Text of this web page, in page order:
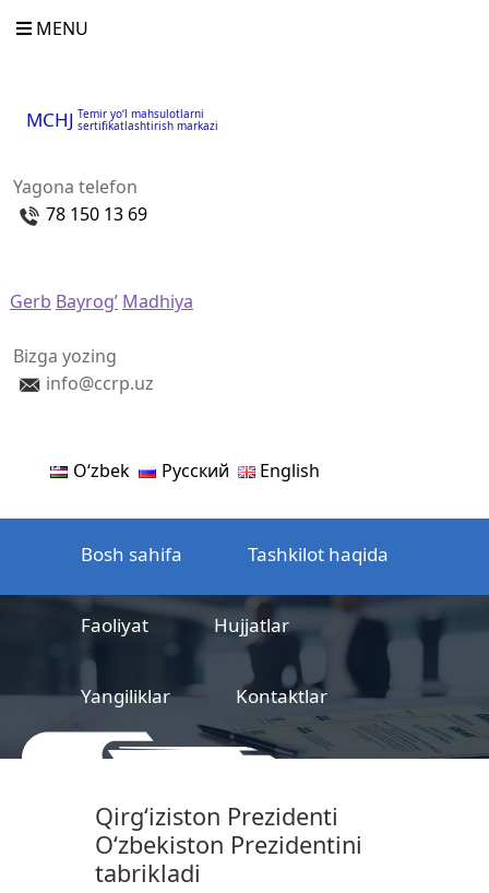
MENU
MCHJ Temir yo‘l mahsulotlarni
sertifikatlashtirish markazi
Yagona telefon
78 150 13 69
Gerb Bayrog’ Madhiya
Bizga yozing
info@ccrp.uz
Oʻzbek Русский English
Bosh sahifa Tashkilot haqida
Faoliyat Hujjatlar
Yangiliklar Kontaktlar
sertifikatlashtirish markazi
Qirg‘iziston Prezidenti
O‘zbekiston Prezidentini
tabrikladi